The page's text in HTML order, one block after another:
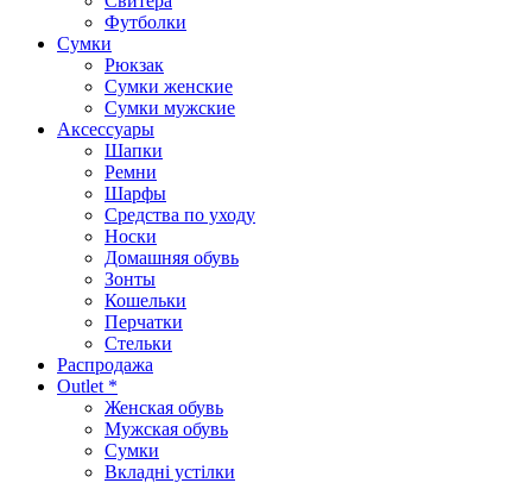
Футболки
Сумки
Рюкзак
Сумки женские
Сумки мужские
Аксеcсуары
Шапки
Ремни
Шарфы
Средства по уходу
Носки
Домашняя обувь
Зонты
Кошельки
Перчатки
Стельки
Распродажа
Outlet *
Женская обувь
Мужская обувь
Сумки
Вкладні устілки